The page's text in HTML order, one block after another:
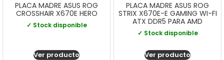
PLACA MADRE ASUS ROG
CROSSHAIR X670E HERO
✓ Stock disponible
Ver producto
PLACA MADRE ASUS ROG
STRIX X670E-E GAMING WI-FI
ATX DDR5 PARA AMD
✓ Stock disponible
Ver producto